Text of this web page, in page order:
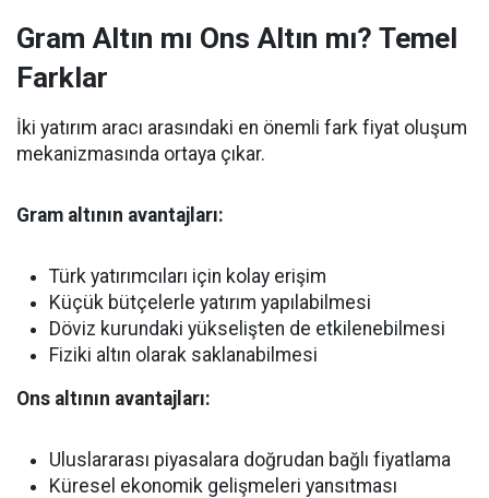
Gram Altın mı Ons Altın mı? Temel
Farklar
İki yatırım aracı arasındaki en önemli fark fiyat oluşum
mekanizmasında ortaya çıkar.
Gram altının avantajları:
Türk yatırımcıları için kolay erişim
Küçük bütçelerle yatırım yapılabilmesi
Döviz kurundaki yükselişten de etkilenebilmesi
Fiziki altın olarak saklanabilmesi
Ons altının avantajları:
Uluslararası piyasalara doğrudan bağlı fiyatlama
Küresel ekonomik gelişmeleri yansıtması